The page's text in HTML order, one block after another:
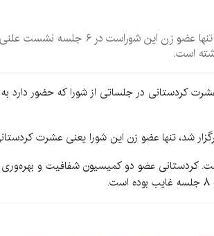
کردستانی در جلساتی از شورا که حضور دارد
۲۲ جلسه شورای علنی ۷ جلسه غیبت کرده است. کردستانی عضو دو